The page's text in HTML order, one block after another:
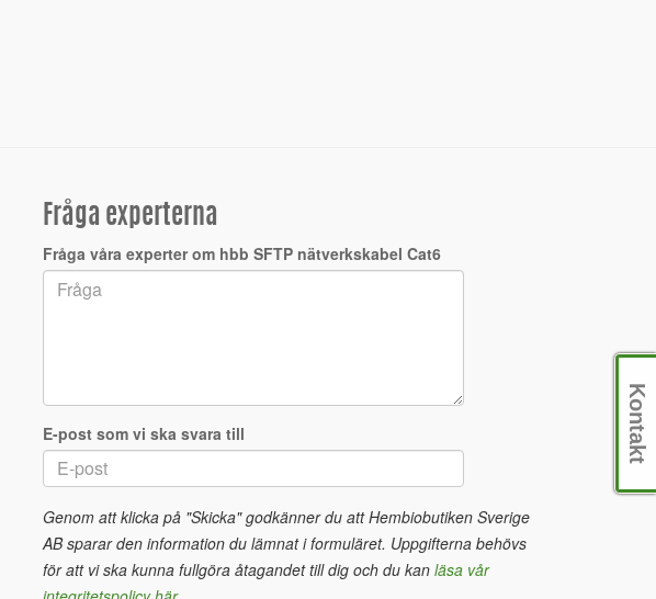
Fråga experterna
Fråga våra experter om hbb SFTP nätverkskabel Cat6
E-post som vi ska svara till
Genom att klicka på "Skicka" godkänner du att Hembiobutiken Sverige
AB sparar den information du lämnat i formuläret. Uppgifterna behövs
för att vi ska kunna fullgöra åtagandet till dig och du kan läsa vår
Kontakt